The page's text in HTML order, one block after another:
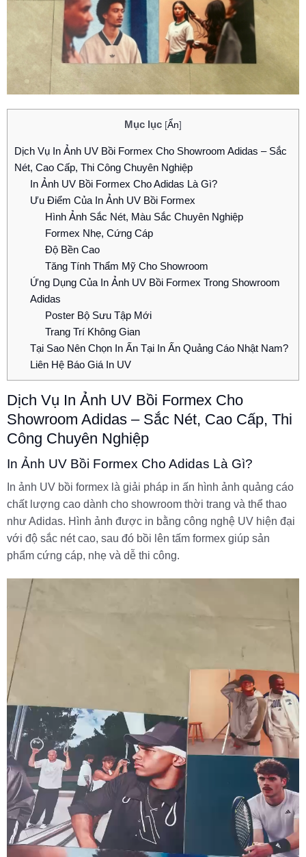
Mục lục [Ẩn]
Dịch Vụ In Ảnh UV Bồi Formex Cho Showroom Adidas – Sắc
Nét, Cao Cấp, Thi Công Chuyên Nghiệp
In Ảnh UV Bồi Formex Cho Adidas Là Gì?
Ưu Điểm Của In Ảnh UV Bồi Formex
Hình Ảnh Sắc Nét, Màu Sắc Chuyên Nghiệp
Formex Nhẹ, Cứng Cáp
Độ Bền Cao
Tăng Tính Thẩm Mỹ Cho Showroom
Ứng Dụng Của In Ảnh UV Bồi Formex Trong Showroom
Adidas
Poster Bộ Sưu Tập Mới
Trang Trí Không Gian
Tại Sao Nên Chọn In Ấn Tại In Ấn Quảng Cáo Nhật Nam?
Liên Hệ Báo Giá In UV
Dịch Vụ In Ảnh UV Bồi Formex Cho
Showroom Adidas – Sắc Nét, Cao Cấp, Thi
Công Chuyên Nghiệp
In Ảnh UV Bồi Formex Cho Adidas Là Gì?
In ảnh UV bồi formex là giải pháp in ấn hình ảnh quảng cáo
chất lượng cao dành cho showroom thời trang và thể thao
như Adidas. Hình ảnh được in bằng công nghệ UV hiện đại
với độ sắc nét cao, sau đó bồi lên tấm formex giúp sản
phẩm cứng cáp, nhẹ và dễ thi công.